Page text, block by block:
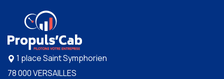
1 place Saint Symphorien
78 000 VERSAILLES